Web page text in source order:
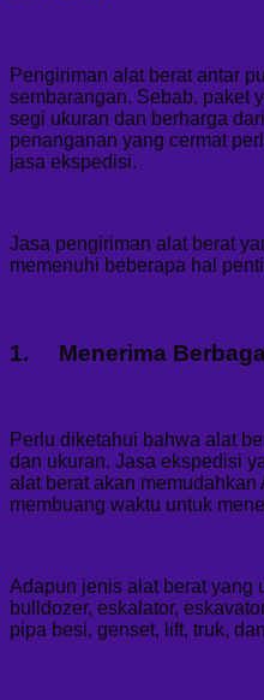
Pengiriman alat berat antar
sembarangan. Sebab, paket
segi ukuran dan berharga
penanganan yang cermat
jasa ekspedisi.
Jasa pengiriman alat berat
memenuhi beberapa hal
1. Menerima
Perlu diketahui bahwa alat
dan ukuran. Jasa ekspedisi
alat berat akan memudahkan
membuang waktu untuk
Adapun jenis alat berat yang
bulldozer, eskalator,
pipa besi, genset, lift, truk,